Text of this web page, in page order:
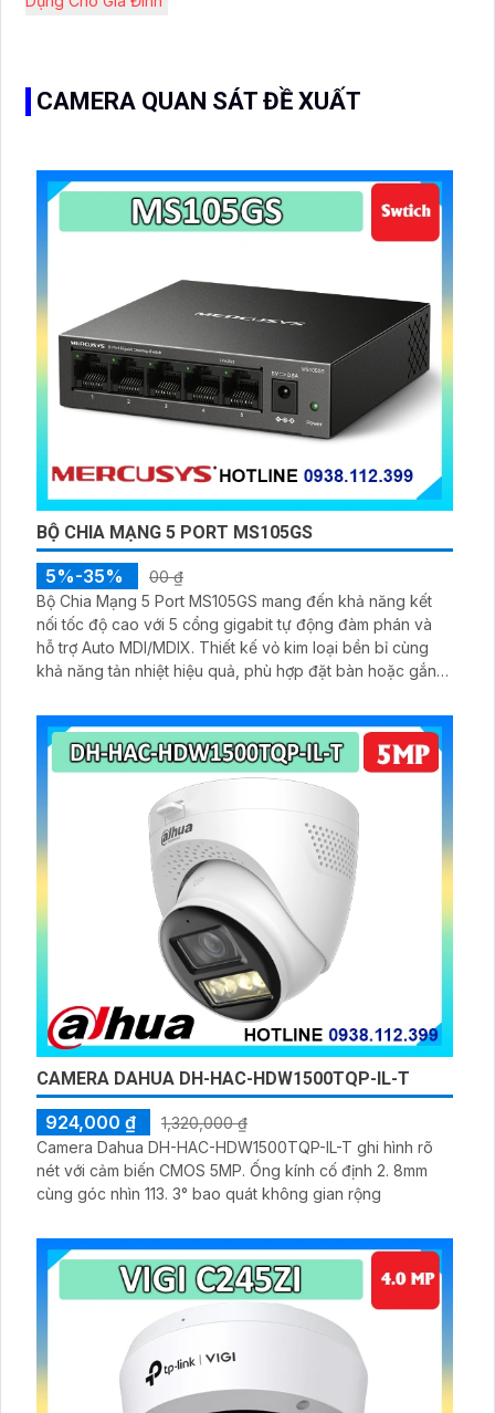
CAMERA QUAN SÁT ĐỀ XUẤT
BỘ CHIA MẠNG 5 PORT MS105GS
5%-35%
00 ₫
Bộ Chia Mạng 5 Port MS105GS mang đến khả năng kết
nối tốc độ cao với 5 cổng gigabit tự động đàm phán và
hỗ trợ Auto MDI/MDIX. Thiết kế vỏ kim loại bền bỉ cùng
khả năng tản nhiệt hiệu quả, phù hợp đặt bàn hoặc gắn
CAMERA DAHUA DH-HAC-HDW1500TQP-IL-T
924,000 ₫
1,320,000 ₫
Camera Dahua DH-HAC-HDW1500TQP-IL-T ghi hình rõ
nét với cảm biến CMOS 5MP. Ống kính cố định 2. 8mm
cùng góc nhìn 113. 3° bao quát không gian rộng